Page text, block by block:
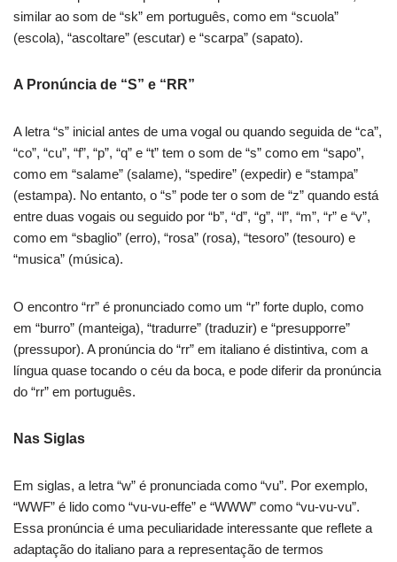
similar ao som de “sk” em português, como em “scuola”
(escola), “ascoltare” (escutar) e “scarpa” (sapato).
A Pronúncia de “S” e “RR”
A letra “s” inicial antes de uma vogal ou quando seguida de “ca”,
“co”, “cu”, “f”, “p”, “q” e “t” tem o som de “s” como em “sapo”,
como em “salame” (salame), “spedire” (expedir) e “stampa”
(estampa). No entanto, o “s” pode ter o som de “z” quando está
entre duas vogais ou seguido por “b”, “d”, “g”, “l”, “m”, “r” e “v”,
como em “sbaglio” (erro), “rosa” (rosa), “tesoro” (tesouro) e
“musica” (música).
O encontro “rr” é pronunciado como um “r” forte duplo, como
em “burro” (manteiga), “tradurre” (traduzir) e “presupporre”
(pressupor). A pronúncia do “rr” em italiano é distintiva, com a
língua quase tocando o céu da boca, e pode diferir da pronúncia
do “rr” em português.
Nas Siglas
Em siglas, a letra “w” é pronunciada como “vu”. Por exemplo,
“WWF” é lido como “vu-vu-effe” e “WWW” como “vu-vu-vu”.
Essa pronúncia é uma peculiaridade interessante que reflete a
adaptação do italiano para a representação de termos